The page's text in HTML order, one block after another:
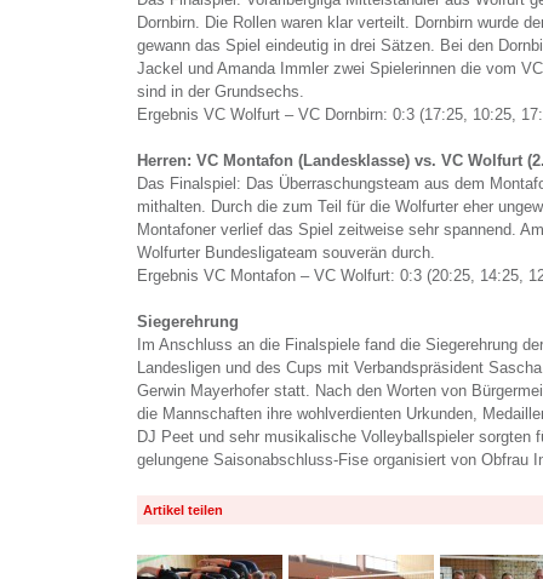
Dornbirn. Die Rollen waren klar verteilt. Dornbirn wurde
gewann das Spiel eindeutig in drei Sätzen. Bei den
Jackel und Amanda Immler zwei Spielerinnen die vom
sind in der Grundsechs.
Ergebnis VC Wolfurt – VC Dornbirn: 0:3 (17:25, 10:25,
Herren: VC Montafon (Landesklasse) vs. VC Wolfurt
Das Finalspiel: Das Überraschungsteam aus dem
mithalten. Durch die zum Teil für die Wolfurter eher
Montafoner verlief das Spiel zeitweise sehr spannend.
Wolfurter Bundesligateam souverän durch.
Ergebnis VC Montafon – VC Wolfurt: 0:3 (20:25, 14:25,
Siegerehrung
Im Anschluss an die Finalspiele fand die Siegerehrung
Landesligen und des Cups mit Verbandspräsident
Gerwin Mayerhofer statt. Nach den Worten von
die Mannschaften ihre wohlverdienten Urkunden,
DJ Peet und sehr musikalische Volleyballspieler sorgten
gelungene Saisonabschluss-Fise organisiert von Obfrau
Artikel teilen